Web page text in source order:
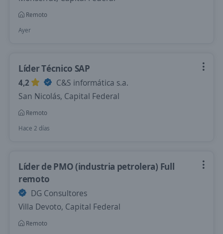
Remoto
Ayer
Líder Técnico SAP
4,2
C&S informática s.a.
San Nicolás, Capital Federal
Remoto
Hace 2 días
Líder de PMO (industria petrolera) Full
remoto
DG Consultores
Villa Devoto, Capital Federal
Remoto